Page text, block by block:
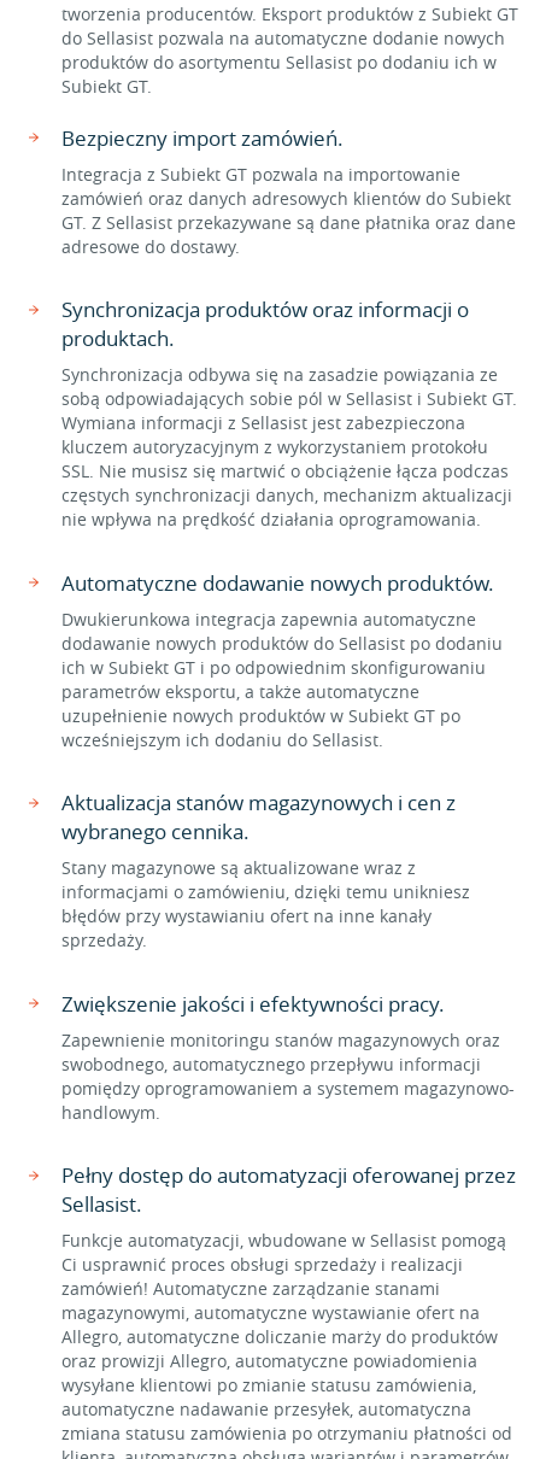
tworzenia producentów. Eksport produktów z Subiekt GT
do Sellasist pozwala na automatyczne dodanie nowych
produktów do asortymentu Sellasist po dodaniu ich w
Subiekt GT.
Bezpieczny import zamówień.
Integracja z Subiekt GT pozwala na importowanie
zamówień oraz danych adresowych klientów do Subiekt
GT. Z Sellasist przekazywane są dane płatnika oraz dane
adresowe do dostawy.
Synchronizacja produktów oraz informacji o
produktach.
Synchronizacja odbywa się na zasadzie powiązania ze
sobą odpowiadających sobie pól w Sellasist i Subiekt GT.
Wymiana informacji z Sellasist jest zabezpieczona
kluczem autoryzacyjnym z wykorzystaniem protokołu
SSL. Nie musisz się martwić o obciążenie łącza podczas
częstych synchronizacji danych, mechanizm aktualizacji
nie wpływa na prędkość działania oprogramowania.
Automatyczne dodawanie nowych produktów.
Dwukierunkowa integracja zapewnia automatyczne
dodawanie nowych produktów do Sellasist po dodaniu
ich w Subiekt GT i po odpowiednim skonfigurowaniu
parametrów eksportu, a także automatyczne
uzupełnienie nowych produktów w Subiekt GT po
wcześniejszym ich dodaniu do Sellasist.
Aktualizacja stanów magazynowych i cen z
wybranego cennika.
Stany magazynowe są aktualizowane wraz z
informacjami o zamówieniu, dzięki temu unikniesz
błędów przy wystawianiu ofert na inne kanały
sprzedaży.
Zwiększenie jakości i efektywności pracy.
Zapewnienie monitoringu stanów magazynowych oraz
swobodnego, automatycznego przepływu informacji
pomiędzy oprogramowaniem a systemem magazynowo-
handlowym.
Pełny dostęp do automatyzacji oferowanej przez
Sellasist.
Funkcje automatyzacji, wbudowane w Sellasist pomogą
Ci usprawnić proces obsługi sprzedaży i realizacji
zamówień! Automatyczne zarządzanie stanami
magazynowymi, automatyczne wystawianie ofert na
Allegro, automatyczne doliczanie marży do produktów
oraz prowizji Allegro, automatyczne powiadomienia
wysyłane klientowi po zmianie statusu zamówienia,
automatyczne nadawanie przesyłek, automatyczna
zmiana statusu zamówienia po otrzymaniu płatności od